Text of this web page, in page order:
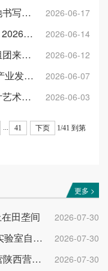
新华每日电讯：延安：革命圣地书写蝶变答卷 2026-06-17
群众新闻：150所高校齐聚西京 2026年陕西省本科批次高考志愿填报咨询会火热举行 2026-06-14
湖州日报：​三十一所陕西高校组团来湖访企拓岗 2026-06-12
光明日报：《2025陕西省广告产业发展蓝皮书》在西京学院发布 2026-06-07
全国高校思政网：西京学院设计艺术学院：党建铸魂强思政 实践育人传文脉 2026-06-03
41 下页 1/41 到第
更多 >
田垄间 2026-07-30
学校召开安全专题会 部署市级重点实验室自查工作 2026-07-30
2026“亲情中华·中国寻根之旅”夏令营陕西营开营 2026-07-30